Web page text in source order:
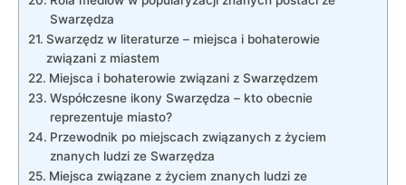
Swarzędza
Swarzędz w literaturze – miejsca i bohaterowie
związani z miastem
Miejsca i bohaterowie związani z Swarzędzem
Współczesne ikony Swarzędza – kto obecnie
reprezentuje miasto?
Przewodnik po miejscach związanych z życiem
znanych ludzi ze Swarzędza
Miejsca związane z życiem znanych ludzi ze